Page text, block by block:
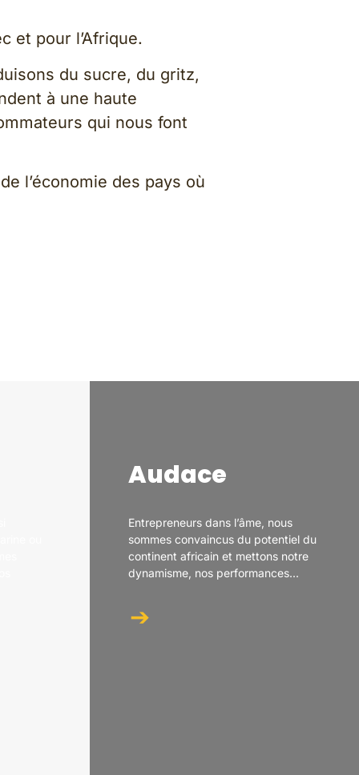
et pour l’Afrique.
du sucre, du gritz,
à une haute
qui nous font
l’économie des pays où
Audace
Entrepreneurs dans l’âme, nous
sommes convaincus du potentiel du
continent africain et mettons notre
dynamisme, nos performances...
➔